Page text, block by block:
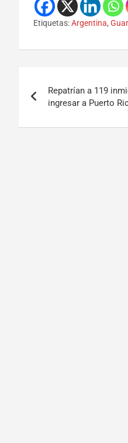
Etiquetas:Argentina,
Repatrían a 119
ingresar a Puerto